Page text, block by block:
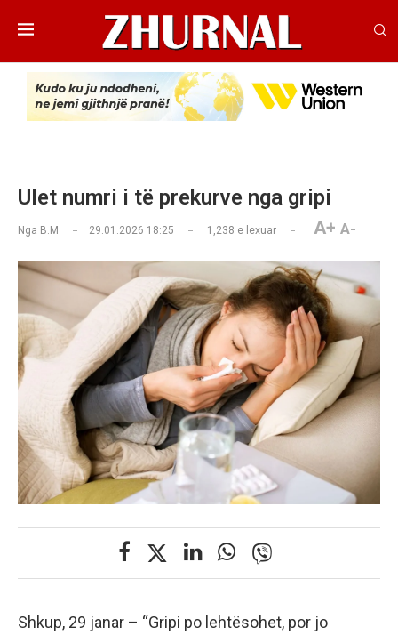
Ulet numri i të prekurve nga gripi
Nga B.M 29.01.2026 18:25 1,238 e lexuar A+ A-
Shkup, 29 janar – “Gripi po lehtësohet, por jo